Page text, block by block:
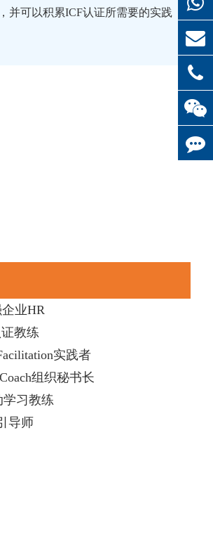
并可以积累ICF认证所需要的实践
业HR
教练
实践者
组织秘书长
学习教练
导师